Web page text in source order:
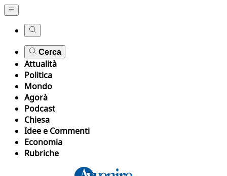
Cerca
Attualità
Politica
Mondo
Agorà
Podcast
Chiesa
Idee e Commenti
Economia
Rubriche